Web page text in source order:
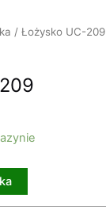
/ Łożysko UC-209